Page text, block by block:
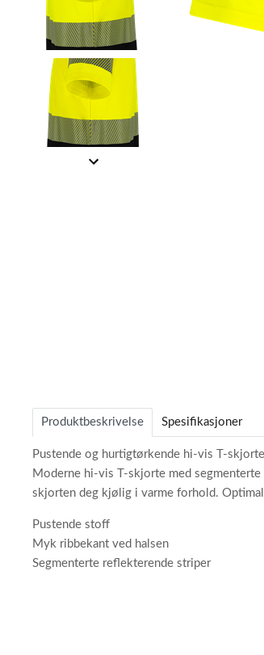
4
Produktbeskrivelse Spesifikasjoner
Pustende og hurtigtørkende hi-vis T-
Moderne hi-vis T-skjorte med
skjorten deg kjølig i varme forhold.
Pustende stoff
Myk ribbekant ved halsen
Segmenterte reflekterende striper